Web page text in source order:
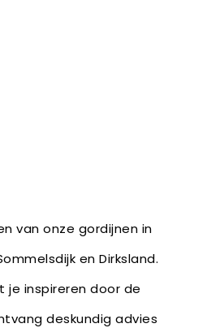
van onze gordijnen in
en Dirksland.
je inspireren door de
deskundig advies